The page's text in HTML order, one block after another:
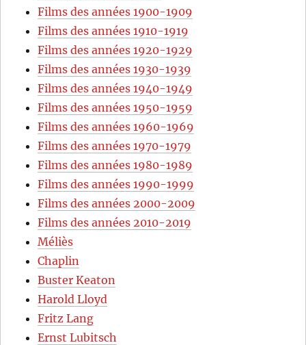
Films des années 1900-1909
Films des années 1910-1919
Films des années 1920-1929
Films des années 1930-1939
Films des années 1940-1949
Films des années 1950-1959
Films des années 1960-1969
Films des années 1970-1979
Films des années 1980-1989
Films des années 1990-1999
Films des années 2000-2009
Films des années 2010-2019
Méliès
Chaplin
Buster Keaton
Harold Lloyd
Fritz Lang
Ernst Lubitsch